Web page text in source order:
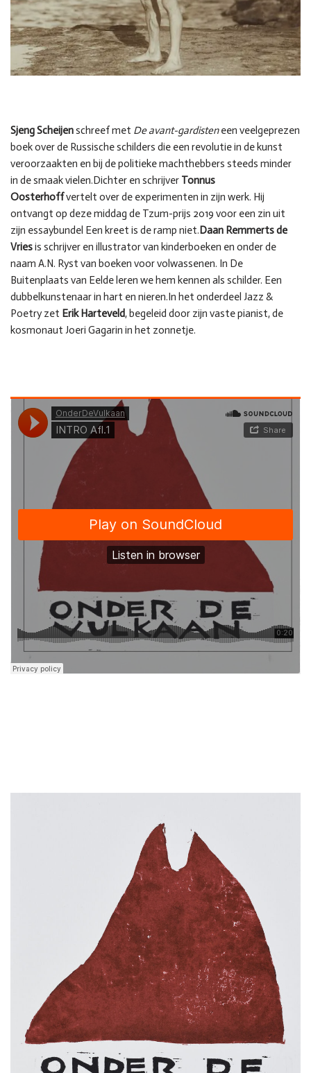
Sjeng Scheijenschreef met De avant-gardisteneen veelgeprezen
boek over de Russische schilders die een revolutie in de kunst
veroorzaakten en bij de politieke machthebbers steeds minder
in de smaak vielen.Dichter en schrijver Tonnus
Oosterhoffvertelt over de experimenten in zijn werk. Hij
ontvangt op deze middag de Tzum-prijs 2019 voor een zin uit
zijn essaybundel Een kreet is de ramp niet. Daan Remmerts de
Vriesis schrijver en illustrator van kinderboeken en onder de
naam A.N. Ryst van boeken voor volwassenen. In De
Buitenplaats van Eelde leren we hem kennen als schilder. Een
dubbelkunstenaar in hart en nieren.In het onderdeel Jazz &
Poetry zet Erik Harteveld, begeleid door zijn vaste pianist, de
kosmonaut Joeri Gagarin in het zonnetje.